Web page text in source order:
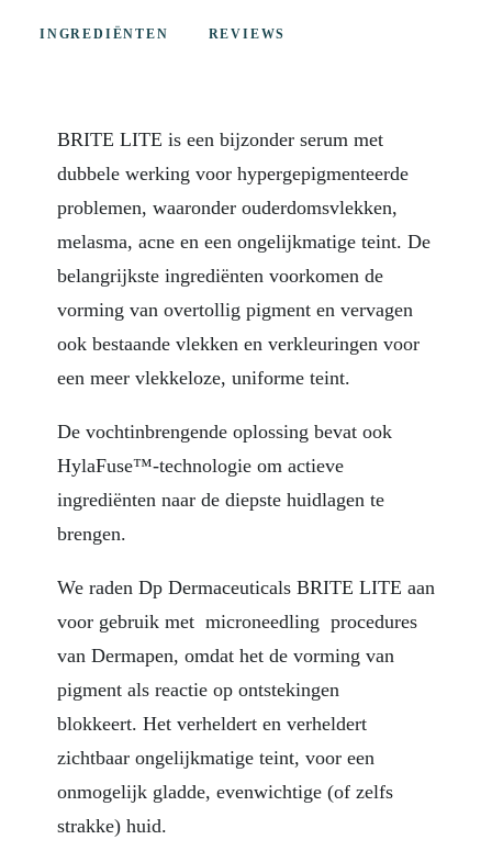
INGREDIËNTEN REVIEWS
BRITE LITE is een bijzonder serum met
dubbele werking voor hypergepigmenteerde
problemen, waaronder ouderdomsvlekken,
melasma, acne en een ongelijkmatige teint. De
belangrijkste ingrediënten voorkomen de
vorming van overtollig pigment en vervagen
ook bestaande vlekken en verkleuringen voor
een meer vlekkeloze, uniforme teint.
De vochtinbrengende oplossing bevat ook
HylaFuse™-technologie om actieve
ingrediënten naar de diepste huidlagen te
brengen.
We raden Dp Dermaceuticals BRITE LITE aan
voor gebruik met microneedling procedures
van Dermapen, omdat het de vorming van
pigment als reactie op ontstekingen
blokkeert. Het verheldert en verheldert
zichtbaar ongelijkmatige teint, voor een
onmogelijk gladde, evenwichtige (of zelfs
strakke) huid.